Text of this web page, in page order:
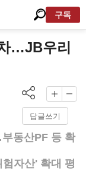
구독
…JB우리
답글쓰기
동산PF 등 확
자산' 확대 평